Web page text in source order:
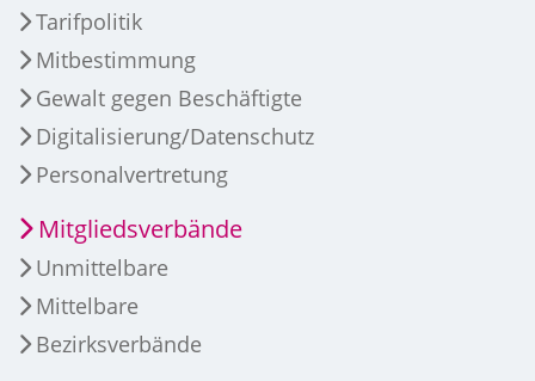
Tarifpolitik
Mitbestimmung
Gewalt gegen Beschäftigte
Digitalisierung/Datenschutz
Personalvertretung
Mitgliedsverbände
Unmittelbare
Mittelbare
Bezirksverbände